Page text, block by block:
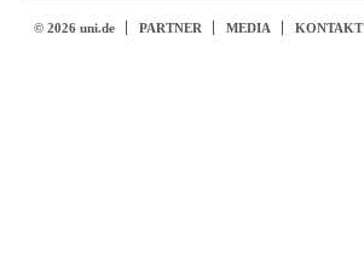
© 2026 uni.de PARTNER MEDIA KONTAKT